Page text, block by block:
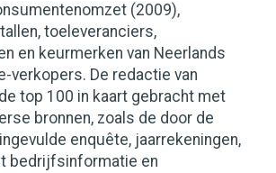
(2009),
toeleveranciers,
en keurmerken van Neerlands
verkopers. De redactie van
top 100 in kaart gebracht met
bronnen, zoals de door de
enquête, jaarrekeningen,
bedrijfsinformatie en